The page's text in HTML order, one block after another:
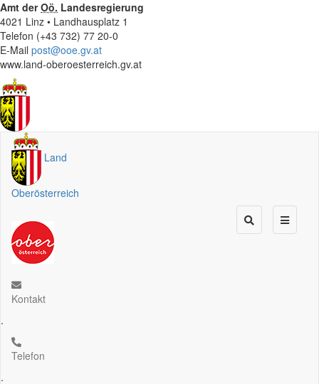
Amt derOö. Landesregierung
4021 Linz • Landhausplatz 1
Telefon (+43 732) 77 20-0
E-Mail post@ooe.gv.at
www.land-oberoesterreich.gv.at
Land
Oberösterreich
Kontakt
.
Telefon
.